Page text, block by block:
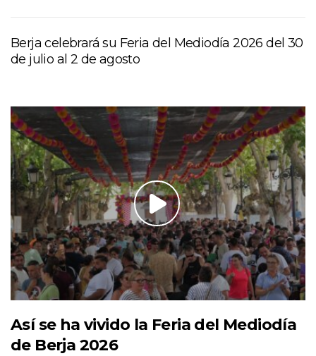
Berja celebrará su Feria del Mediodía 2026 del 30
de julio al 2 de agosto
Así se ha vivido la Feria del Mediodía
de Berja 2026